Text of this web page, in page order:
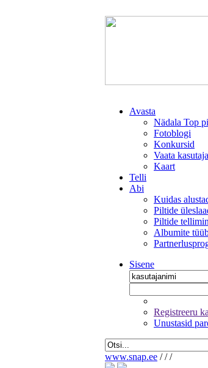
Avasta
Nädala Top
Fotoblogi
Konkursid
Vaata
Kaart
Telli
Abi
Kuidas
Piltide
Piltide
Albumite
Sisene
Registreeru
Unustasid
www.snap.ee / / /